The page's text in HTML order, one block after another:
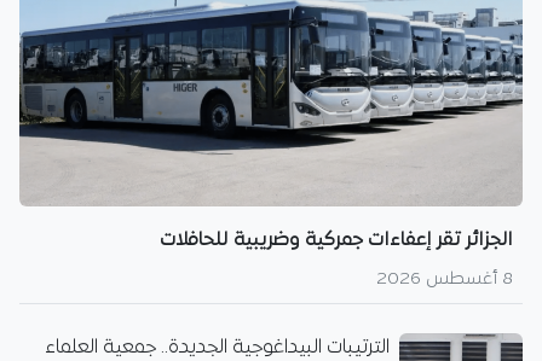
الجزائر تقر إعفاءات جمركية وضريبية للحافلات
8 أغسطس 2026
الترتيبات البيداغوجية الجديدة.. جمعية العلماء